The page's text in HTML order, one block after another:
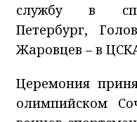
службу в
Петербург,
Жаровцев – в
Церемония
олимпийском